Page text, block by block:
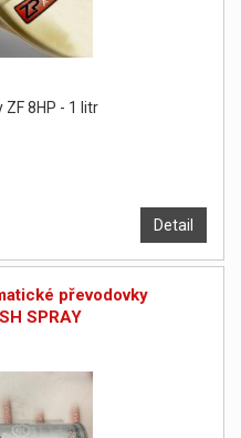
8HP - 1 litr
Detail
převodovky
SPRAY